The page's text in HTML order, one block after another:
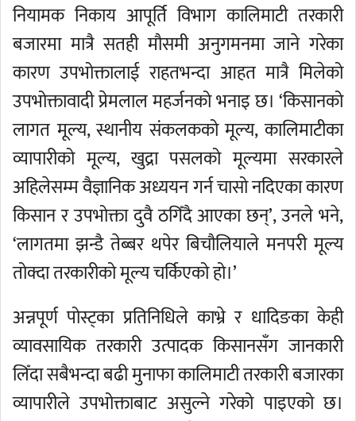
नियामक निकाय आपूर्ति विभाग कालिमाटी तरकारी
बजारमा मात्रै सतही मौसमी अनुगमनमा जाने गरेका
कारण उपभोक्तालाई राहतभन्दा आहत मात्रै मिलेको
उपभोक्तावादी प्रेमलाल महर्जनको भनाइ छ। ‘किसानको
लागत मूल्य, स्थानीय संकलकको मूल्य, कालिमाटीका
व्यापारीको मूल्य, खुद्रा पसलको मूल्यमा सरकारले
अहिलेसम्म वैज्ञानिक अध्ययन गर्न चासो नदिएका कारण
किसान र उपभोक्ता दुवै ठगिँदै आएका छन्’, उनले भने,
‘लागतमा झन्डै तेब्बर थपेर बिचौलियाले मनपरी मूल्य
तोक्दा तरकारीको मूल्य चर्किएको हो।’
अन्नपूर्ण पोस्ट्का प्रतिनिधिले काभ्रे र धादिङका केही
व्यावसायिक तरकारी उत्पादक किसानसँग जानकारी
लिँदा सबैभन्दा बढी मुनाफा कालिमाटी तरकारी बजारका
व्यापारीले उपभोक्ताबाट असुल्ने गरेको पाइएको छ।